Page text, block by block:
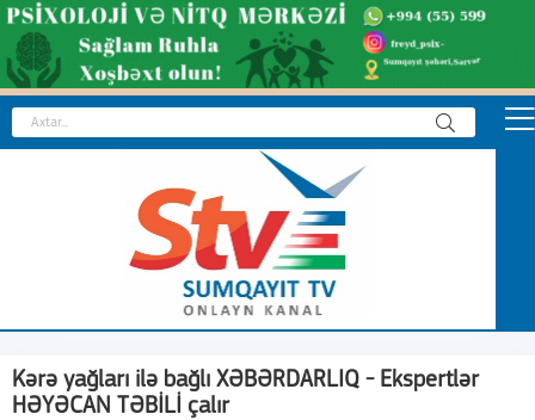
Kərə yağları ilə bağlı XƏBƏRDARLIQ - Ekspertlər
HƏYƏCAN TƏBİLİ çalır